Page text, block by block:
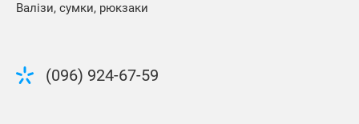
Валізи, сумки, рюкзаки
(096) 924-67-59